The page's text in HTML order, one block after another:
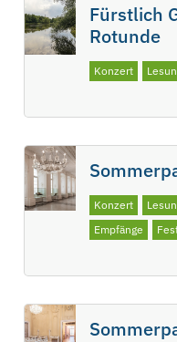
Fürstlich
Rotunde
Konzert
Konzert
Empfänge